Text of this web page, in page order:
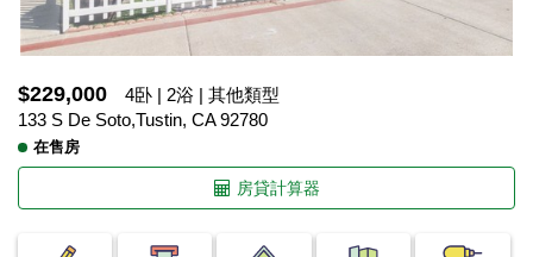
$229,000
4卧 | 2浴 | 其他類型
133 S De Soto,Tustin, CA 92780
在售房
房貸計算器